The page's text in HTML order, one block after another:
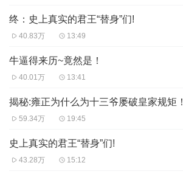
终：史上真实的君王“替身”们!
40.83万 13:49
牛逼得来历~竟然是！
40.01万 13:41
揭秘:雍正为什么为十三爷屡破皇家规矩！
59.34万 19:45
史上真实的君王“替身”们!
43.28万 15:12